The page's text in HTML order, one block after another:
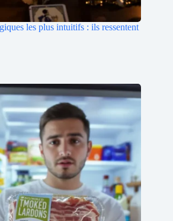
les plus intuitifs : ils ressentent